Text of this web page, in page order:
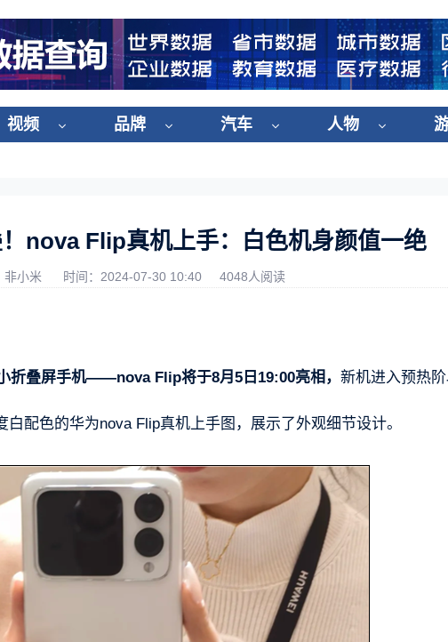
视频 品牌 汽车 人物
nova Flip真机上手：白色机身颜值一绝
非小米 时间：2024-07-30 10:40 4048人阅读
折叠屏手机——nova Flip将于8月5日19:00亮相， 新机进入预热
白配色的华为nova Flip真机上手图，展示了外观细节设计。